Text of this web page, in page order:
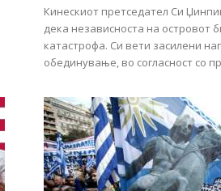
Кинескиот претседател Си
дека независноста на островот
катастрофа. Си вети засилени
обединување, во согласност со